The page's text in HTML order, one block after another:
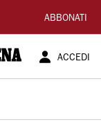
ABBONATI
ACCEDI